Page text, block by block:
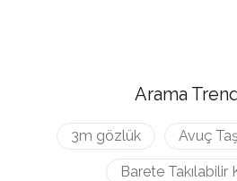
Arama
3m gözlük Avuç
Barete Takılabilir